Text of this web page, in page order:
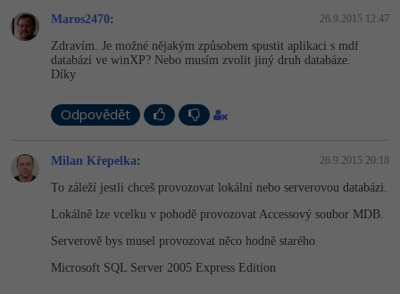
UML a návrhové vzory
React
Spring
Django
HTML / CSS
UML a návrhové vzory
MySQL/MariaDB
SQLite
Tester
Grafik / UX/UI návrhář
3D grafik
Projektový manažer
Databázový analytik
Swift -80%
C -80%
VB.NET
SQL
-80%
Maros2470: 26.9.2015 12:47
Zdravím. Je možné nějakým způsobem spustit aplikaci s mdf
databází ve winXP? Nebo musím zvolit jiný druh databáze.
Díky
Odpovědět
Milan Křepelka: 26.9.2015 20:18
To záleží jestli chceš provozovat lokální nebo serverovou databázi.
Lokálně lze vcelku v pohodě provozovat Accessový soubor MDB.
Serverově bys musel provozovat něco hodně starého
Microsoft SQL Server 2005 Express Edition